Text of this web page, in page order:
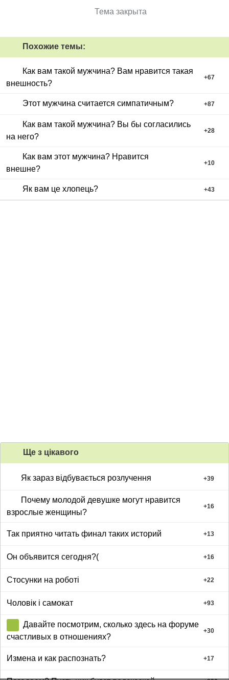
Тема закрыта
Похожие темы:
Как вам такой мужчина? Вам нравится такая
внешность?
+67
Этот мужчина считается симпатичным? +87
Как вам такой мужчина? Вы бы согласились
на него?
+28
Как вам этот мужчина? Нравится
внешне?
+10
Як вам це хлопець? +43
Ще з цiкавого
Як зараз відбувається розлучення +39
Почему молодой девушке могут нравится
взрослые женщины?
+16
Так приятно читать финал таких историй +13
Он объявится сегодня?( +16
Стосунки на роботі +22
Чоловік і самокат +93
Давайте посмотрим, сколько здесь на форуме
счастливых в отношениях?
+30
Измена и как распознать? +17